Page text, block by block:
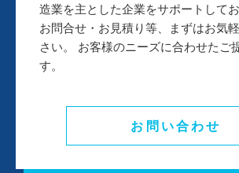
造業を主とした企業をサポートしてお
お問合せ・お見積り等、まずはお気
さい。 お客様のニーズに合わせたご
す。
お問い合わせ